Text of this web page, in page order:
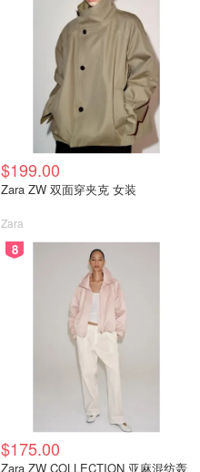
$199.00
Zara ZW 双面穿夹克 女装
Zara
8
$175.00
Zara ZW COLLECTION 亚麻混纺轰